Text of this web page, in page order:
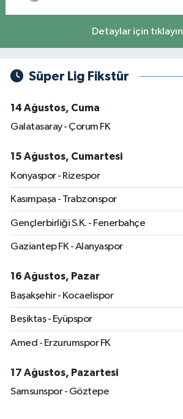
Detaylar için tıklayın
Süper Lig Fikstür
14 Ağustos, Cuma
Galatasaray - Çorum FK
15 Ağustos, Cumartesi
Konyaspor - Rizespor
Kasımpaşa - Trabzonspor
Gençlerbirliği S.K. - Fenerbahçe
Gaziantep FK - Alanyaspor
16 Ağustos, Pazar
Başakşehir - Kocaelispor
Beşiktaş - Eyüpspor
Amed - Erzurumspor FK
17 Ağustos, Pazartesi
Samsunspor - Göztepe